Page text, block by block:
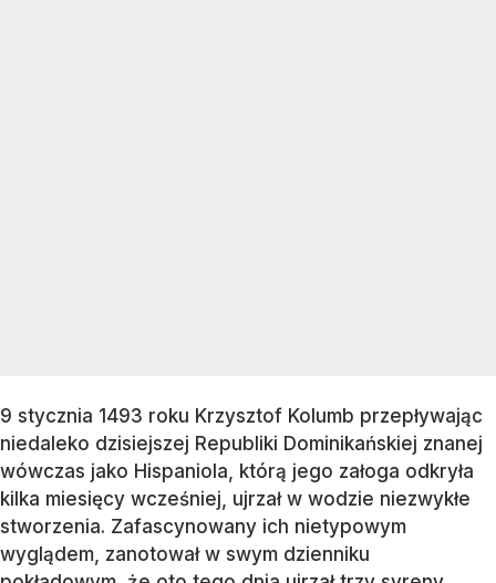
9 stycznia 1493 roku Krzysztof Kolumb przepływając
niedaleko dzisiejszej Republiki Dominikańskiej znanej
wówczas jako Hispaniola, którą jego załoga odkryła
kilka miesięcy wcześniej, ujrzał w wodzie niezwykłe
stworzenia. Zafascynowany ich nietypowym
wyglądem, zanotował w swym dzienniku